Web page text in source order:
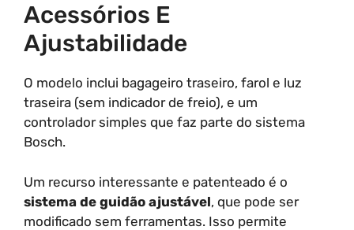
Acessórios E
Ajustabilidade
O modelo inclui bagageiro traseiro, farol e luz
traseira (sem indicador de freio), e um
controlador simples que faz parte do sistema
Bosch.
Um recurso interessante e patenteado é o
sistema de guidão ajustável, que pode ser
modificado sem ferramentas. Isso permite